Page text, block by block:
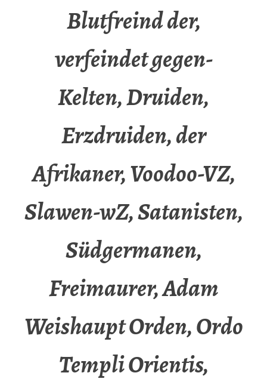
Blutfreind der,
verfeindet gegen-
Kelten, Druiden,
Erzdruiden, der
Afrikaner, Voodoo-VZ,
Slawen-wZ, Satanisten,
Südgermanen,
Freimaurer, Adam
Weishaupt Orden, Ordo
Templi Orientis,